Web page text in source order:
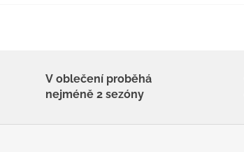
V oblečení proběhá
nejméně 2 sezóny